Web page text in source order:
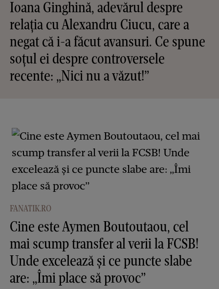
Ioana Ginghină, adevărul despre
relația cu Alexandru Ciucu, care a
negat că i-a făcut avansuri. Ce spune
soțul ei despre controversele
recente: „Nici nu a văzut!”
FANATIK.RO
Cine este Aymen Boutoutaou, cel
mai scump transfer al verii la FCSB!
Unde excelează și ce puncte slabe
are: „Îmi place să provoc”